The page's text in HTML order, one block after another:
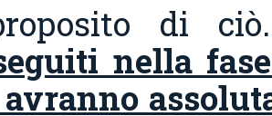
di
nella